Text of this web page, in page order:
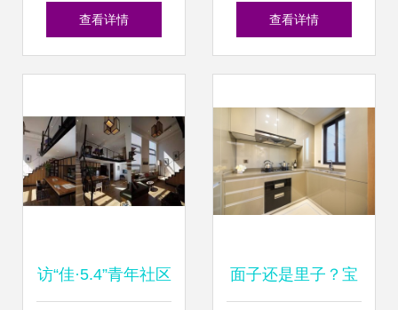
居”市场 骊住、科
式开战住宅室内装
饰装修
查看详情
想住宅室内装饰装
查看详情
访“佳·5.4”青年社区 面子还是里子？宝